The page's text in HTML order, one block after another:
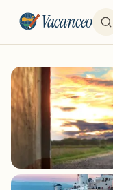
Vacanceo